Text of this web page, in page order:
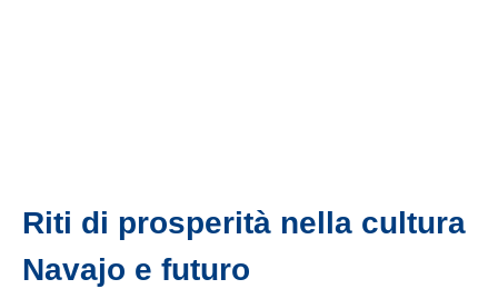
Riti di prosperità nella cultura
Navajo e futuro